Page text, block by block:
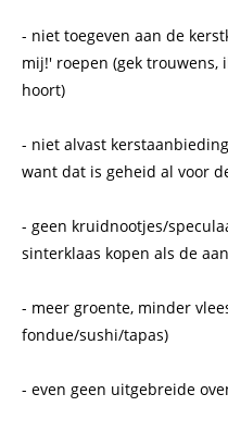
- niet toegeven aan de
mij!' roepen (gek
hoort)
- niet alvast
want dat is geheid al voor
- geen kruidnootjes/
sinterklaas kopen als de
- meer groente, minder
fondue/sushi/tapas)
- even geen uitgebreide